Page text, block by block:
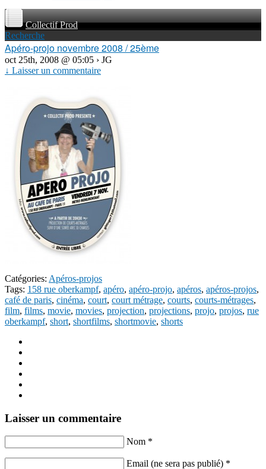
Collectif Prod
Recherche
Apéro-projo novembre 2008 / 25ème
oct 25th, 2008 @ 05:05 › JG
↓ Laisser un commentaire
Catégories: Apéros-projos
Tags: 158 rue oberkampf, apéro, apéro-projo, apéros, apéros-projos,
café de paris, cinéma, court, court métrage, courts, courts-métrages,
film, films, movie, movies, projection, projections, projo, projos, rue
oberkampf, short, shortfilms, shortmovie, shorts
Laisser un commentaire
Nom *
Email (ne sera pas publié) *